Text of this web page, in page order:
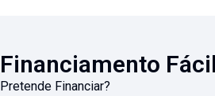
Financiamento Fácil
Pretende Financiar?